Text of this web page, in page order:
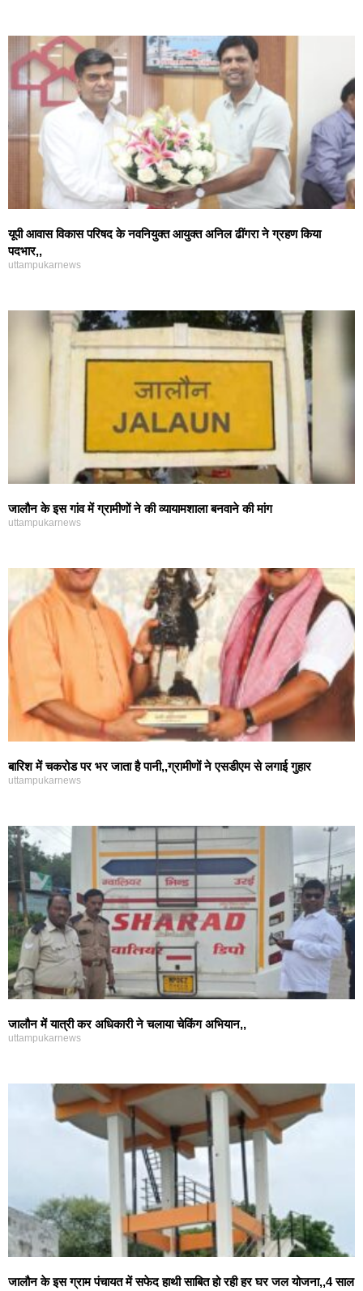
यूपी आवास विकास परिषद के नवनियुक्त आयुक्त अनिल ढींगरा ने ग्रहण किया
पदभार,,
uttampukarnews
जालौन के इस गांव में ग्रामीणों ने की व्यायामशाला बनवाने की मांग
uttampukarnews
बारिश में चकरोड पर भर जाता है पानी,,ग्रामीणों ने एसडीएम से लगाई गुहार
uttampukarnews
जालौन में यात्री कर अधिकारी ने चलाया चेकिंग अभियान,,
uttampukarnews
जालौन के इस ग्राम पंचायत में सफेद हाथी साबित हो रही हर घर जल योजना,,4 साल